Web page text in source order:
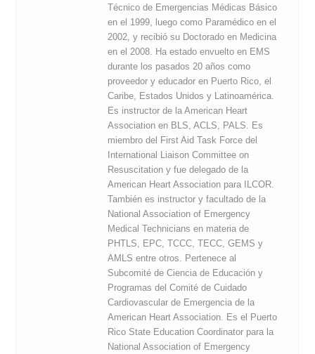
Técnico de Emergencias Médicas Básico
en el 1999, luego como Paramédico en el
2002, y recibió su Doctorado en Medicina
en el 2008. Ha estado envuelto en EMS
durante los pasados 20 años como
proveedor y educador en Puerto Rico, el
Caribe, Estados Unidos y Latinoamérica.
Es instructor de la American Heart
Association en BLS, ACLS, PALS. Es
miembro del First Aid Task Force del
International Liaison Committee on
Resuscitation y fue delegado de la
American Heart Association para ILCOR.
También es instructor y facultado de la
National Association of Emergency
Medical Technicians en materia de
PHTLS, EPC, TCCC, TECC, GEMS y
AMLS entre otros. Pertenece al
Subcomité de Ciencia de Educación y
Programas del Comité de Cuidado
Cardiovascular de Emergencia de la
American Heart Association. Es el Puerto
Rico State Education Coordinator para la
National Association of Emergency